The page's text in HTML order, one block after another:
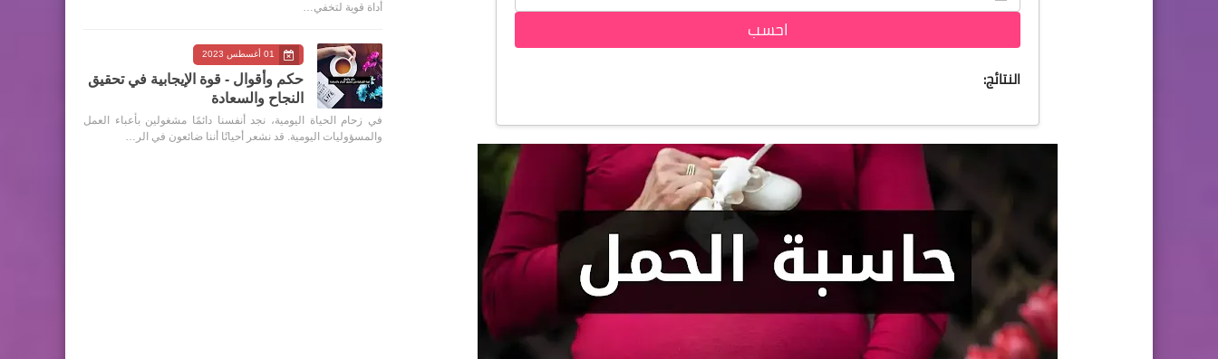
احسب
النتائج:
أداة قوية لتخفي…
01 أغسطس 2023
حكم وأقوال - قوة الإيجابية في تحقيق
النجاح والسعادة
في زحام الحياة اليومية، نجد أنفسنا دائمًا مشغولين بأعباء العمل
والمسؤوليات اليومية. قد نشعر أحيانًا أننا ضائعون في الر…